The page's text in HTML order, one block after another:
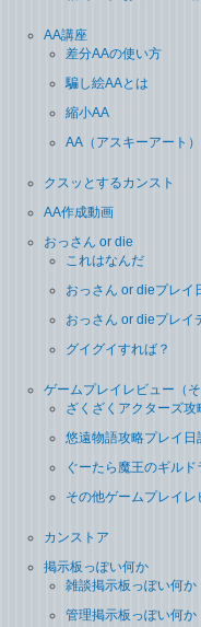
AA講座
差分AAの使い方
騙し絵AAとは
縮小AA
AA（アスキーアート
クスッとするカンスト
AA作成動画
おっさん or die
これはなんだ
おっさん or dieプレイ
おっさん or dieプレイ
グイグイすれば？
ゲームプレイレビュー（そ
ざくざくアクターズ攻
悠遠物語攻略プレイ日
ぐーたら魔王のギル
その他ゲームプレイ
カンストア
掲示板っぽい何か
雑談掲示板っぽい何か
管理掲示板っぽい何か